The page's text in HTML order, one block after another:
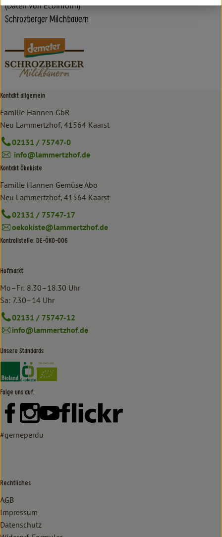
(Daten von Ecoinform)
Schrozberger Milchbauern
Kontakt allgemein
Familie Hannen GbR
Neu Lammertzhof, 41564 Kaarst
02131 / 75747-0
info@lammertzhof.de
Kontakt Ökokiste
Familie Hannen Gemüse Abo
Neu Lammertzhof, 41564 Kaarst
02131 / 75747-17
oekokiste@lammertzhof.de
Kontrollstelle: DE-ÖKO-006
Hofmarkt
Mo–Fr: 8.30–18.30 Uhr
Sa: 7.30–14 Uhr
02131 / 75747-12
info@lammertzhof.de
Unsere Standards
Externer Link zu https://www.bioland.de/verbraucher
Externer Link zu https://www.oekokiste.de/
Folge uns auf:
Externer Link zu https://www.facebook.com/lammertzhof/
Externer Link zu https://www.instagram.com/
Externer Link zu https://www.youtube.com/
Externer Link zu https://
#gerneperdu
Rechtliches
AGB
Impressum
Datenschutz